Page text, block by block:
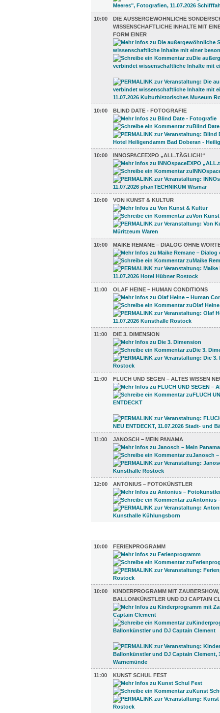
10:00
DIE AUSSERGEWÖHNLICHE
ISSENSCHAFTLICHE INHALTE MIT
ORM EINER
10:00 BLIND DATE - FOTOGRAFIE
10:00 INNOSPACEEXPO „ALL.TÄGLICH!“
10:00 VON KUNST & KULTUR
10:00 MAIKE REMANE – DIALOG OHNE
11:00 OLAF HEINE – HUMAN CONDITIONS
11:00 DIE 3. DIMENSION
11:00 FLUCH UND SEGEN – ALTES WISSEN
11:00 JANOSCH – MEIN PANAMA
12:00 ANTONIUS – FOTOKÜNSTLER
10:00
FERIENPROGRAMM
10:00
KINDERPROGRAMM MIT ZAUBERSHOW,
BALLONKÜNSTLER UND DJ CAPTAIN
11:00 KUNST SCHUL FEST